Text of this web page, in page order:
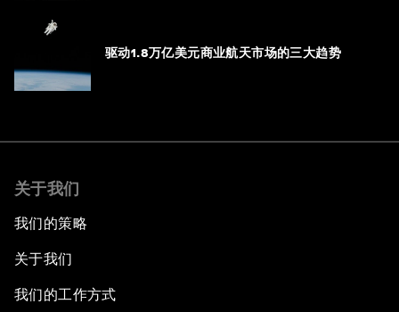
驱动1.8万亿美元商业航天市场的三大趋势
关于我们
我们的策略
关于我们
我们的工作方式